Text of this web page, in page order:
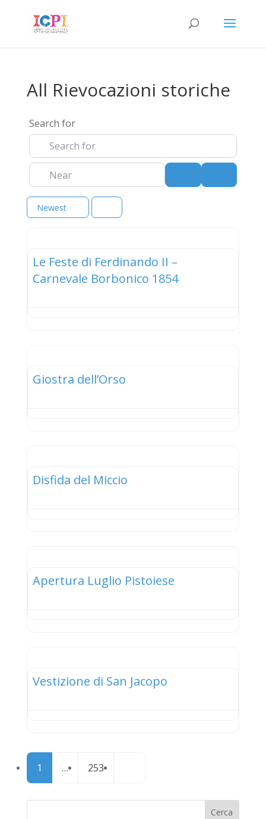
All Rievocazioni storiche
Search for
Near
Newest
Le Feste di Ferdinando II –
Carnevale Borbonico 1854
Giostra dell’Orso
Disfida del Miccio
Apertura Luglio Pistoiese
Vestizione di San Jacopo
Posts
navigation
1 … 253
Cerca